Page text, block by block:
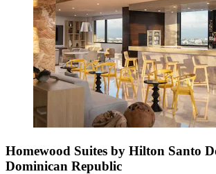
Homewood Suites by Hilton Santo
Dominican Republic